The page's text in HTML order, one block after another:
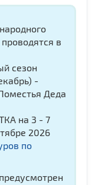
в
сезон
-
Деда
на 3 - 7
2026
по